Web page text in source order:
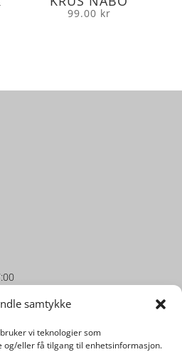
samtykke
vi teknologier som
og/eller få tilgang til enhetsinformasjon.
99.00 kr